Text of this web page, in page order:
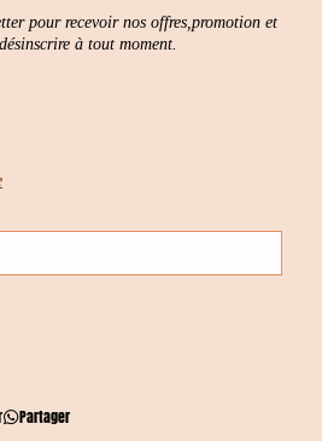
pour recevoir nos offres,promotion et
à tout moment.
Partager